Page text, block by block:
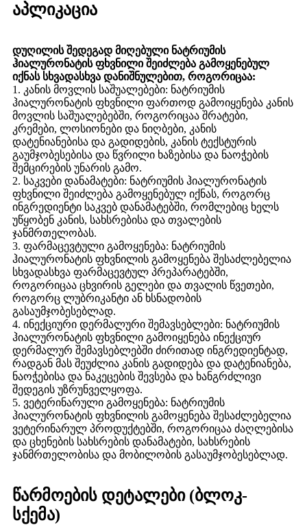
აპლიკაცია
დუღილის შედეგად მიღებული ნატრიუმის
ჰიალურონატის ფხვნილი შეიძლება გამოყენებულ
იქნას სხვადასხვა დანიშნულებით, როგორიცაა:
1. კანის მოვლის საშუალებები: ნატრიუმის
ჰიალურონატის ფხვნილი ფართოდ გამოიყენება კანის
მოვლის საშუალებებში, როგორიცაა შრატები,
კრემები, ლოსიონები და ნიღბები, კანის
დატენიანებისა და გადიდების, კანის ტექსტურის
გაუმჯობესებისა და წვრილი ხაზებისა და ნაოჭების
შემცირების უნარის გამო.
2. საკვები დანამატები: ნატრიუმის ჰიალურონატის
ფხვნილი შეიძლება გამოყენებულ იქნას, როგორც
ინგრედიენტი საკვებ დანამატებში, რომლებიც ხელს
უწყობენ კანის, სახსრებისა და თვალების
ჯანმრთელობას.
3. ფარმაცევტული გამოყენება: ნატრიუმის
ჰიალურონატის ფხვნილის გამოყენება შესაძლებელია
სხვადასხვა ფარმაცევტულ პრეპარატებში,
როგორიცაა ცხვირის გელები და თვალის წვეთები,
როგორც ლუბრიკანტი ან ხსნადობის
გასაუმჯობესებლად.
4. ინექციური დერმალური შემავსებლები: ნატრიუმის
ჰიალურონატის ფხვნილი გამოიყენება ინექციურ
დერმალურ შემავსებლებში ძირითად ინგრედიენტად,
რადგან მას შეუძლია კანის გადიდება და დატენიანება,
ნაოჭებისა და ნაკეცების შევსება და ხანგრძლივი
შედეგის უზრუნველყოფა.
5. ვეტერინარული გამოყენება: ნატრიუმის
ჰიალურონატის ფხვნილის გამოყენება შესაძლებელია
ვეტერინარულ პროდუქტებში, როგორიცაა ძაღლებისა
და ცხენების სახსრების დანამატები, სახსრების
ჯანმრთელობისა და მობილობის გასაუმჯობესებლად.
წარმოების დეტალები (ბლოკ-
სქემა)